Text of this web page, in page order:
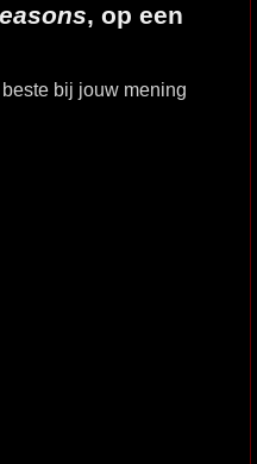
, op een
bij jouw mening